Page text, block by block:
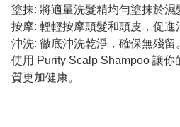
塗抹: 將適量洗髮精均勻塗抹於濕
按摩: 輕輕按摩頭髮和頭皮，促進
沖洗: 徹底沖洗乾淨，確保無殘留
使用 Purity Scalp Shampoo 讓你
質更加健康。